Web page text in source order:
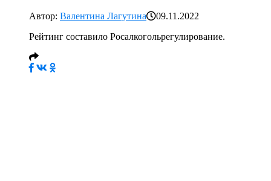
Автор: Валентина Лагутина
09.11.2022
Рейтинг составило Росалкогольрегулирование.